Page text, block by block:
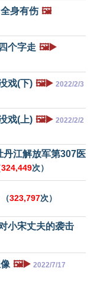
身有伤 🖼️
个字走 🖼️▶️
戏(下) 🖼️▶️ 2022/2/3
戏(上) 🖼️▶️ 2022/2/2
丹江解放军第307医
324,449次）
（323,797次）
小宋丈夫的袭击
🖼️▶️ 2022/7/17